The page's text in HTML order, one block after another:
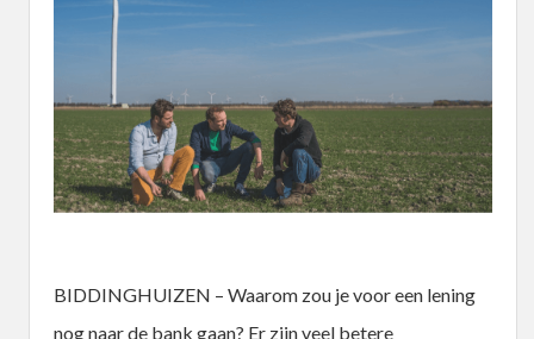
BIDDINGHUIZEN – Waarom zou je voor een lening
nog naar de bank gaan? Er zijn veel betere